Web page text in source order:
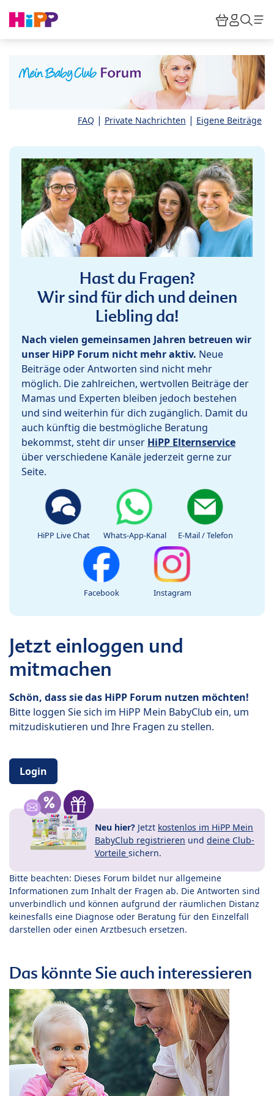
HiPP
FAQ | Private Nachrichten | Eigene Beiträge
Hast du Fragen?
Wir sind für dich und deinen
Liebling da!
Nach vielen gemeinsamen Jahren betreuen wir
unser HiPP Forum nicht mehr aktiv. Neue
Beiträge oder Antworten sind nicht mehr
möglich. Die zahlreichen, wertvollen Beiträge der
Mamas und Experten bleiben jedoch bestehen
und sind weiterhin für dich zugänglich. Damit du
auch künftig die bestmögliche Beratung
bekommst, steht dir unser HiPP Elternservice
über verschiedene Kanäle jederzeit gerne zur
Seite.
HiPP Live Chat Whats-App-Kanal E-Mail / Telefon
Facebook Instagram
Jetzt einloggen und
mitmachen
Schön, dass sie das HiPP Forum nutzen möchten!
Bitte loggen Sie sich im HiPP Mein BabyClub ein, um
mitzudiskutieren und Ihre Fragen zu stellen.
Login
Neu hier? Jetzt kostenlos im HiPP Mein
BabyClub registrieren und deine Club-
Vorteile sichern.
Bitte beachten: Dieses Forum bildet nur allgemeine
Informationen zum Inhalt der Fragen ab. Die Antworten sind
unverbindlich und können aufgrund der räumlichen Distanz
keinesfalls eine Diagnose oder Beratung für den Einzelfall
darstellen oder einen Arztbesuch ersetzen.
Das könnte Sie auch interessieren